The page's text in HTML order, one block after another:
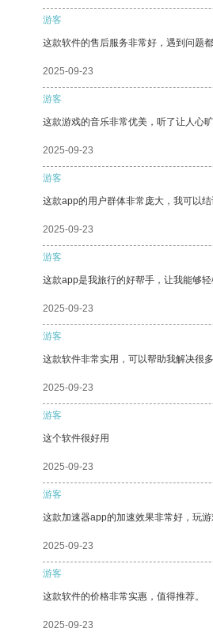
游客
这款软件的售后服务非常好，遇到问题
2025-09-23
游客
这款游戏的音乐非常优美，听了让人心旷
2025-09-23
游客
这款app的用户群体非常庞大，我可以结
2025-09-23
游客
这款app是我旅行的好帮手，让我能够
2025-09-23
游客
这款软件非常实用，可以帮助我解决很多
2025-09-23
游客
这个软件很好用
2025-09-23
游客
这款加速器app的加速效果非常好，玩
2025-09-23
游客
这款软件的价格非常实惠，值得推荐。
2025-09-23